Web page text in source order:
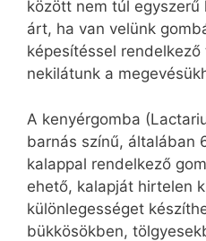
között nem túl
árt, ha van velünk
képesítéssel
nekilátunk a
A kenyérgomba
barnás színű, általában
kalappal rendelkező
ehető, kalapját hirtelen
különlegességet
bükkösökben,